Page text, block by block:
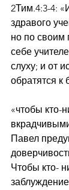
2Тим.4:3-4:
здравого
но по своим
себе
слуху; и от
обратятся к
«чтобы кто-
Павел
Чтобы кто-